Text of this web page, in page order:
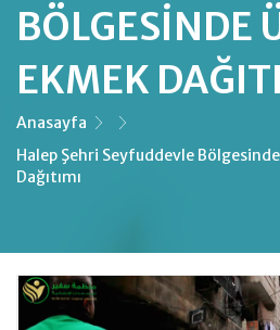
BÖLGESINDE
EKMEK
Anasayfa
Halep Şehri Seyfuddevle
Dağıtımı
Kur’an-ı Kerim
Mescit İnşaası
Meyve Fidanı
Su Kuyusu Projeleri
hesap